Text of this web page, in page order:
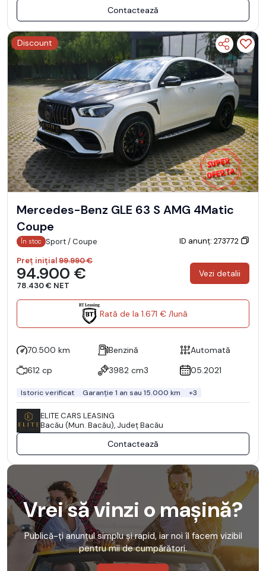
Contactează
Discount
Mercedes-Benz GLE 63 S AMG 4Matic
Coupe
În stoc Sport / Coupe
ID anunț: 273772
Preț inițial99.990 €
94.900 €
78.430 € NET
Vezi detalii
Rată de la 1.671 € /lună
70.500 km Benzină
Automată
612 cp
3982 cm3 05.2021
Istoric verificat Garanție 1 an sau 15.000 km +3
ELITE CARS LEASING
Bacău (Mun. Bacău), Județ Bacău
Contactează
Vrei să vinzi o mașină?
Publică-ți anunțul simplu și rapid, iar noi îl facem vizibil
pentru mii de cumpărători.